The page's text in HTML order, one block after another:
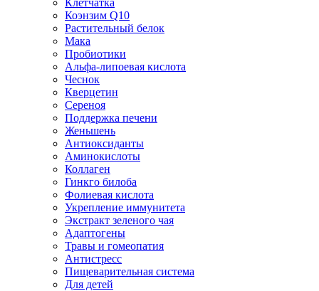
Клетчатка
Коэнзим Q10
Растительный белок
Мака
Пробиотики
Альфа-липоевая кислота
Чеснок
Кверцетин
Сереноя
Поддержка печени
Женьшень
Антиоксиданты
Аминокислоты
Коллаген
Гинкго билоба
Фолиевая кислота
Укрепление иммунитета
Экстракт зеленого чая
Адаптогены
Травы и гомеопатия
Антистресс
Пищеварительная система
Для детей